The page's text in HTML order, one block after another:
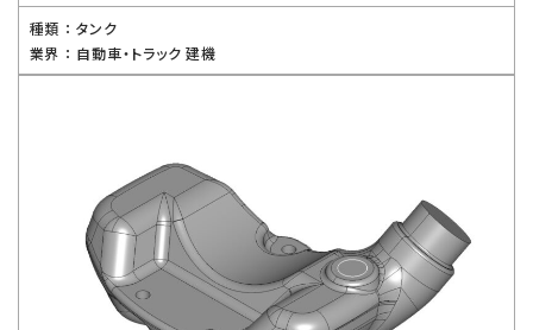
種類 ： タンク
業界 ： 自動車・トラック 建機